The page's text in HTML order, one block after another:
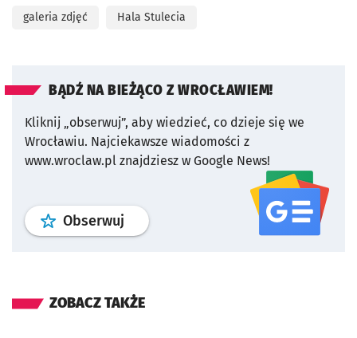
galeria zdjęć Hala Stulecia
BĄDŹ NA BIEŻĄCO Z WROCŁAWIEM!
Kliknij „obserwuj”, aby wiedzieć, co dzieje się we
Wrocławiu. Najciekawsze wiadomości z
www.wroclaw.pl znajdziesz w Google News!
Obserwuj profil serwisu
ZOBACZ TAKŻE